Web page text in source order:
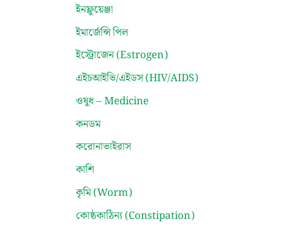
ইনফ্লুয়েঞ্জা
ইমার্জেন্সি পিল
ইস্ট্রোজেন (Estrogen)
এইচআইভি/এইডস (HIV/AIDS)
ওষুধ – Medicine
কনডম
করোনাভাইরাস
কাশি
কৃমি (Worm)
কোষ্ঠকাঠিন্য (Constipation)